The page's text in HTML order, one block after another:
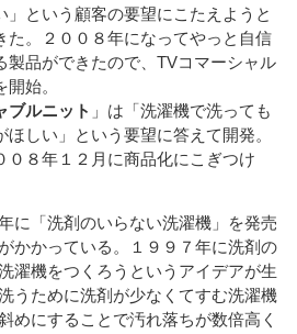
」という顧客の要望にこたえようと
た。２００８年になってやっと自信
製品ができたので、TVコマーシャル
始。
ブルニット 」は「洗濯機で洗っても
しい」という要望に答えて開発。
０８年１２月に商品化にこぎつけ
「洗剤のいらない洗濯機」を発売
かかっている。１９９７年に洗剤の
濯機をつくろうというアイデアが生
うために洗剤が少なくてすむ洗濯機
めにすることで汚れ落ちが数倍高く